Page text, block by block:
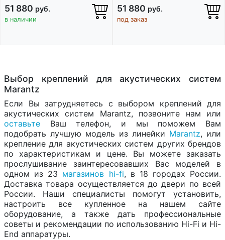
51 880 руб.
в наличии
51 880 руб.
под заказ
Выбор креплений для акустических систем
Marantz
Если Вы затрудняетесь с выбором креплений для
акустических систем Marantz, позвоните нам или
оставьте Ваш телефон, и мы поможем Вам
подобрать лучшую модель из линейки Marantz, или
крепление для акустических систем других брендов
по характеристикам и цене. Вы можете заказать
прослушивание заинтересовавших Вас моделей в
одном из 23 магазинов hi-fi, в 18 городах России.
Доставка товара осуществляется до двери по всей
России. Наши специалисты помогут установить,
настроить все купленное на нашем сайте
оборудование, а также дать профессиональные
советы и рекомендации по использованию Hi-Fi и Hi-
End аппаратуры.